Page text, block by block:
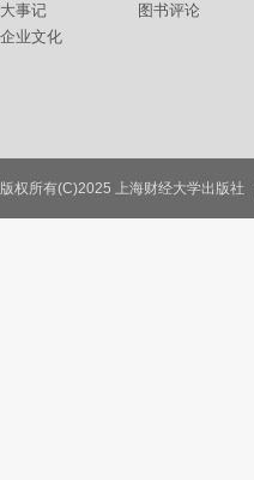
大事记
企业文化
图书评论
联系我们
版权所有(C)2025 上海财经大学出版社